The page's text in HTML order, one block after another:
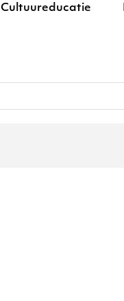
Cultuureducatie